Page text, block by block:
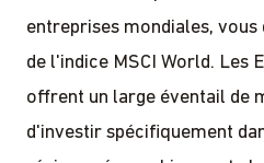
entreprises mondiales,
de l'indice MSCI World. Les
offrent un large éventail de
d'investir spécifiquement